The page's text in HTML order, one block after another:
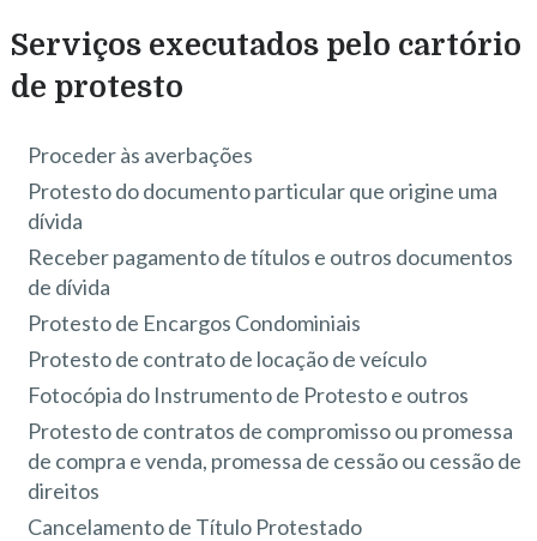
Serviços executados pelo cartório
de protesto
Proceder às averbações
Protesto do documento particular que origine uma
dívida
Receber pagamento de títulos e outros documentos
de dívida
Protesto de Encargos Condominiais
Protesto de contrato de locação de veículo
Fotocópia do Instrumento de Protesto e outros
Protesto de contratos de compromisso ou promessa
de compra e venda, promessa de cessão ou cessão de
direitos
Cancelamento de Título Protestado